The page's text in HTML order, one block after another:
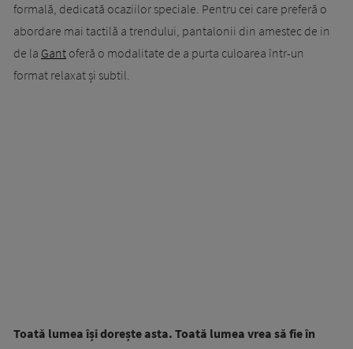
formală, dedicată ocaziilor speciale. Pentru cei care preferă o
abordare mai tactilă a trendului, pantalonii din amestec de in
de la Gant oferă o modalitate de a purta culoarea într-un
format relaxat și subtil.
Toată lumea își dorește asta. Toată lumea vrea să fie în